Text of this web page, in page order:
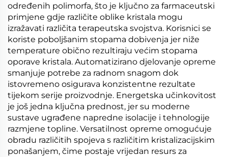
određenih polimorfa, što je ključno za farmaceutski
primjene gdje različite oblike kristala mogu
izražavati različita terapeutska svojstva. Korisnici se
koriste poboljšanim stopama dobivenja jer niže
temperature obično rezultiraju većim stopama
oporave kristala. Automatizirano djelovanje opreme
smanjuje potrebe za radnom snagom dok
istovremeno osigurava konzistentne rezultate
tijekom serije proizvodnje. Energetska učinkovitost
je još jedna ključna prednost, jer su moderne
sustave ugrađene napredne isolacije i tehnologije
razmjene topline. Versatilnost opreme omogućuje
obradu različitih spojeva s različitim kristalizacijskim
ponašanjem, čime postaje vrijedan resurs za